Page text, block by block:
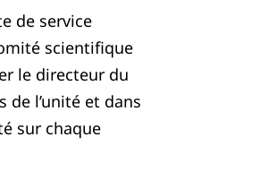
de service
scientifique
le directeur du
de l’unité et dans
sur chaque